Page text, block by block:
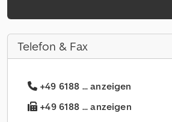
Telefon & Fax
+49 6188 ... anzeigen
+49 6188 ... anzeigen